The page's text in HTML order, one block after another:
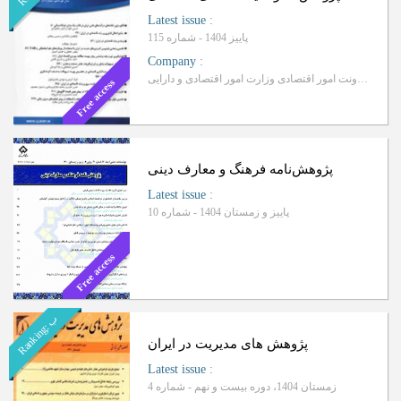
Free access
Latest issue :
پاییز 1404 - شماره 115
Company :
معاونت امور اقتصادی وزارت امور اقتصادی و دارایی
Free access
پ‍‍‍ژوهش‌نامه فرهنگ و معارف دینی
Latest issue :
پاییز و زمستان 1404 - شماره 10
R
a
n
k
i
n
g
:ب
پژوهش های مدیریت در ایران
Latest issue :
زمستان 1404، دوره بیست و نهم - شماره 4